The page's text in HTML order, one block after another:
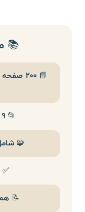
📚
📘 ۲۰۰
📂 ۹ فصل آموزشی کاربردی
🧩 شامل ۱۵ اینفوگرافیک
✅ ۷ چک‌لیست حرفه‌ای
📝